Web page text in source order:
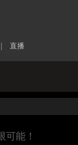
直播
可能！